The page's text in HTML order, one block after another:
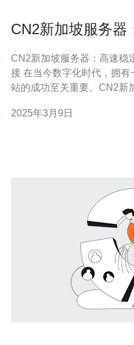
CN2新加坡服务器
CN2新加坡服务器：高速稳
接 在当今数字化时代，拥有一个高速稳定的服务器对于网
站的成功至关重要。CN2新
新加坡服务器的特点以及为什么
2025年3月9日